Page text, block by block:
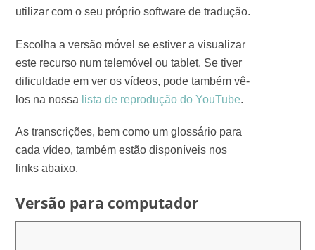
utilizar com o seu próprio software de tradução.
Escolha a versão móvel se estiver a visualizar
este recurso num telemóvel ou tablet. Se tiver
dificuldade em ver os vídeos, pode também vê-
los na nossa lista de reprodução do YouTube.
As transcrições, bem como um glossário para
cada vídeo, também estão disponíveis nos
links abaixo.
Versão para computador